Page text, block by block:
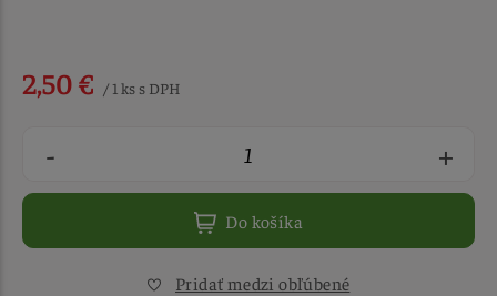
2,50 € / 1 ks s DPH
- +
Do košíka
Pridať medzi obľúbené